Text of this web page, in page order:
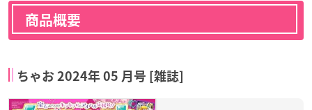
商品概要
ちゃお 2024年 05 月号 [雑誌]